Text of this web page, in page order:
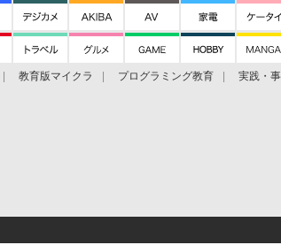
教育版マイクラ プログラミング教育 実践・